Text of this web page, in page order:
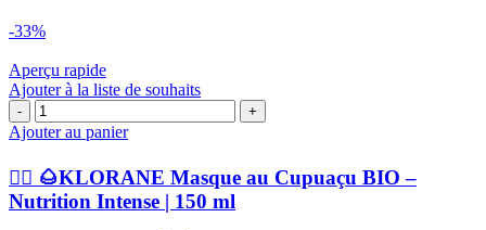
-33%
Aperçu rapide
Ajouter à la liste de souhaits
quantité
de
🌰
KLORANE
Masque
Ajouter au panier
🧖‍♀️ 🌰KLORANE Masque au Cupuaçu BIO –
Nutrition Intense | 150 ml